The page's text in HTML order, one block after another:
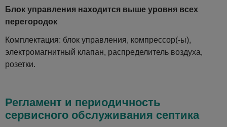
Блок управления находится выше уровня всех
перегородок
Комплектация: блок управления, компрессор(-ы),
электромагнитный клапан, распределитель воздуха,
розетки.
Регламент и периодичность
сервисного обслуживания септика